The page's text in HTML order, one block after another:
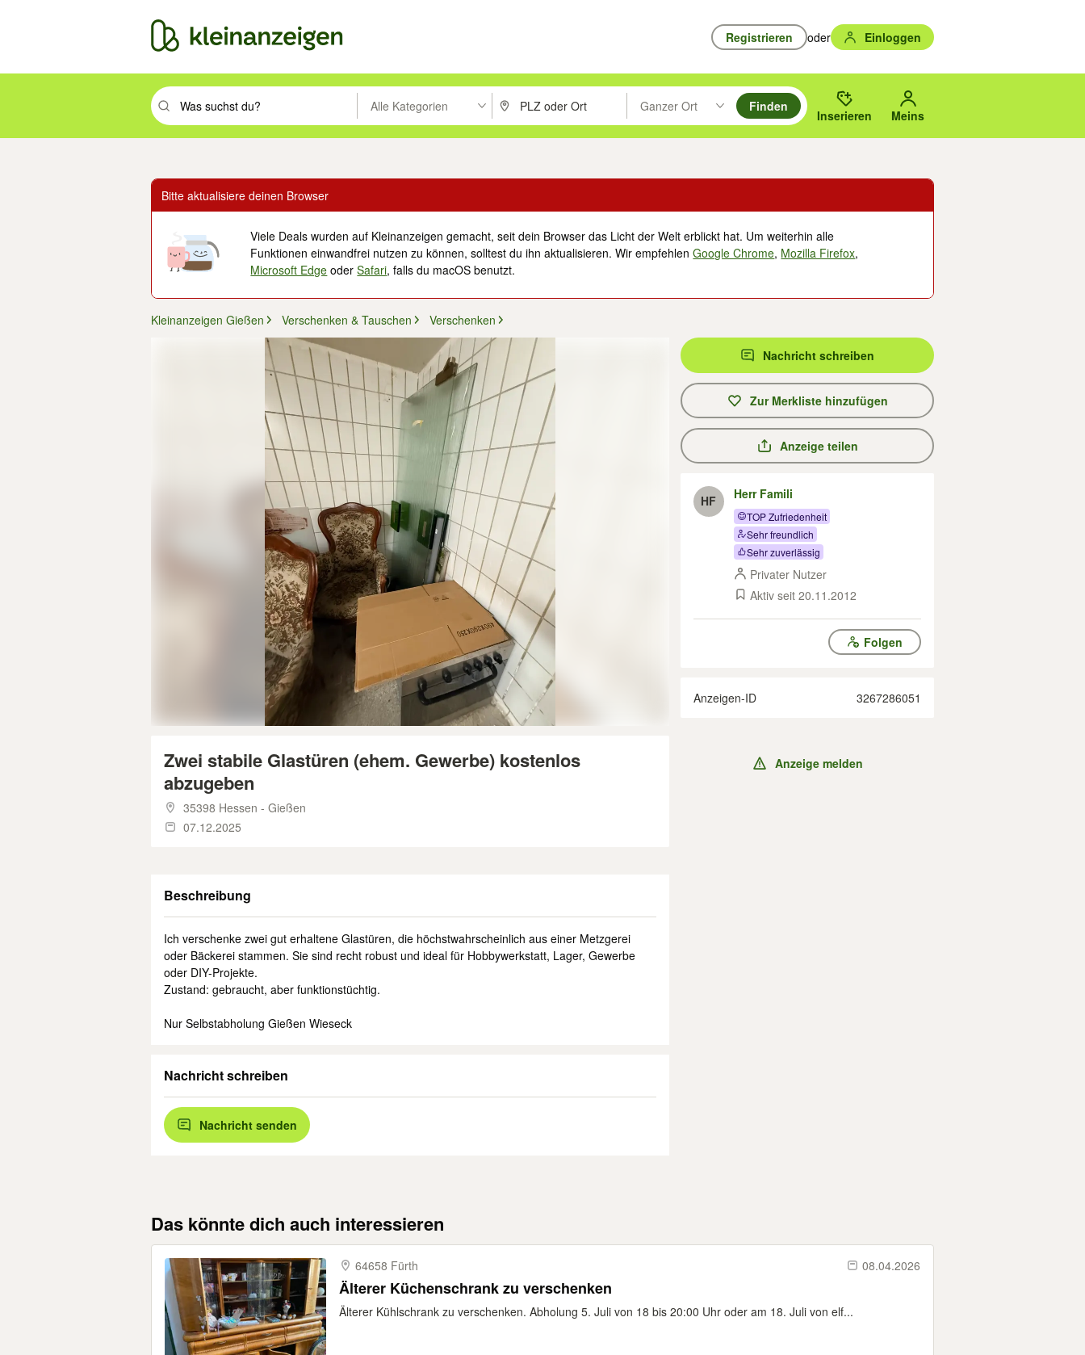
Registrieren oder Einloggen
Suchbegriff eingeben. Eingabetaste drücken um zu suchen, oder Vorschläge mit den Pfeiltasten nach oben/unten durchsuchen und mit Eingabetaste auswählen.
Alle Kategorien PLZ oder Ort eingeben. Eingabetaste drücken um zu suchen, oder Vorschläge mit den Pfeiltasten nach oben/
Ganzer Ort
Suche im Umkreis des gewählten Orts oder PLZ.
Finden
Inserieren Meins
Bitte aktualisiere deinen Browser
Viele Deals wurden auf Kleinanzeigen gemacht, seit dein Browser das Licht der Welt erblickt hat. Um weiterhin alle
Funktionen einwandfrei nutzen zu können, solltest du ihn aktualisieren. Wir empfehlenGoogle Chrome, Mozilla Firefox,
Microsoft Edge oderSafari, falls du macOS benutzt.
Kleinanzeigen Gießen Verschenken & Tauschen Verschenken
Zwei stabile Glastüren (ehem. Gewerbe) kostenlos
abzugeben
35398 Hessen - Gießen
07.12.2025
Beschreibung
Ich verschenke zwei gut erhaltene Glastüren, die höchstwahrscheinlich aus einer Metzgerei
oder Bäckerei stammen. Sie sind recht robust und ideal für Hobbywerkstatt, Lager, Gewerbe
oder DIY-Projekte.
Zustand: gebraucht, aber funktionstüchtig.
Nur Selbstabholung Gießen Wieseck
Nachricht schreiben
Nachricht senden
Nachricht schreiben
Zur Merkliste hinzufügen
Anzeige teilen
HF Herr Famili
TOP Zufriedenheit
Sehr freundlich
Sehr zuverlässig
Privater Nutzer
Aktiv seit 20.11.2012
Folgen
Anzeigen-ID 3267286051
Anzeige melden
Das könnte dich auch interessieren
64658 Fürth 08.04.2026
Älterer Küchenschrank zu verschenken
Älterer Kühlschrank zu verschenken. Abholung 5. Juli von 18 bis 20:00 Uhr oder am 18. Juli von elf...